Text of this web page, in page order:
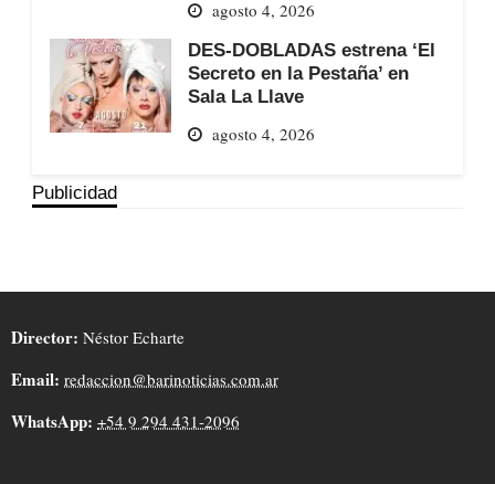
agosto 4, 2026
DES-DOBLADAS estrena ‘El
Secreto en la Pestaña’ en
Sala La Llave
agosto 4, 2026
Publicidad
Director: Néstor Echarte
Email: redaccion@barinoticias.com.ar
WhatsApp: +54 9 294 431-2096